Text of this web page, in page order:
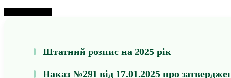
Штатний розпис на 2025 рік
Наказ №291 від 17.01.2025 про